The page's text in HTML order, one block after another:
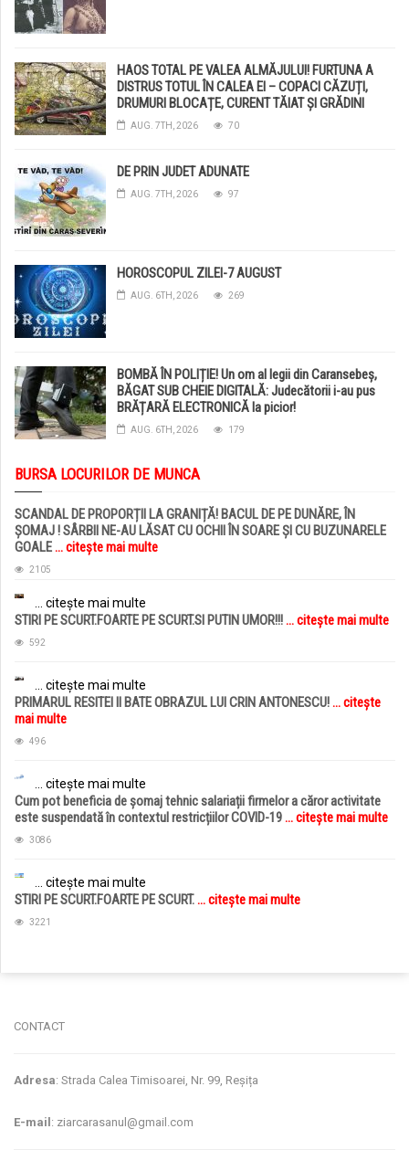
HAOS TOTAL PE VALEA ALMĂJULUI! FURTUNA A
DISTRUS TOTUL ÎN CALEA EI – COPACI CĂZUȚI,
DRUMURI BLOCAȚE, CURENT TĂIAT ȘI GRĂDINI
DISTRUSE DE GRINDINĂ!
AUG. 7TH, 2026 70
DE PRIN JUDET ADUNATE
AUG. 7TH, 2026 97
HOROSCOPUL ZILEI-7 AUGUST
AUG. 6TH, 2026 269
BOMBĂ ÎN POLIȚIE! Un om al legii din Caransebeș,
BĂGAT SUB CHEIE DIGITALĂ: Judecătorii i-au pus
BRĂȚARĂ ELECTRONICĂ la picior!
AUG. 6TH, 2026 179
BURSA LOCURILOR DE MUNCA
SCANDAL DE PROPORȚII LA GRANIȚĂ! BACUL DE PE DUNĂRE, ÎN
ȘOMAJ ! SÂRBII NE-AU LĂSAT CU OCHII ÎN SOARE ȘI CU BUZUNARELE
GOALE... citește mai multe
2105
... citește mai multe
STIRI PE SCURT.FOARTE PE SCURT.SI PUTIN UMOR!!!... citește mai multe
592
... citește mai multe
PRIMARUL RESITEI II BATE OBRAZUL LUI CRIN ANTONESCU!... citește
mai multe
496
... citește mai multe
Cum pot beneficia de șomaj tehnic salariații firmelor a căror activitate
este suspendată în contextul restricțiilor COVID-19... citește mai multe
3086
... citește mai multe
STIRI PE SCURT.FOARTE PE SCURT.... citește mai multe
3221
CONTACT
Adresa: Strada Calea Timisoarei, Nr. 99, Reșița
E-mail : ziarcarasanul@gmail.com